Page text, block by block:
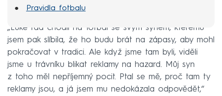
Pravidla fotbalu
„Luke rád chodil na fotbal se svým synem, kterému
jsem pak slíbila, že ho budu brát na zápasy, aby mohl
pokračovat v tradici. Ale když jsme tam byli, viděli
jsme u trávníku blikat reklamy na hazard. Můj syn
z toho měl nepříjemný pocit. Ptal se mě, proč tam ty
reklamy jsou, a já jsem mu nedokázala odpovědět,“